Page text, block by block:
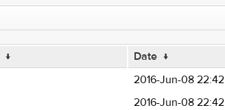
↓ Date ↓
2016-Jun-08 22:42
2016-Jun-08 22:42